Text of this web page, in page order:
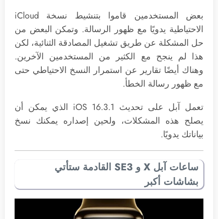
بعض المستخدمين قاموا بتنشيط نسخة iCloud
الاحتياطية يدويًا مع ظهور الرسالة. وتمكن البعض من
حل المشكلة عن طريق تشغيل المصادقة الثنائية، لكن
هذا لم ينجح مع الكثير من المستخدمين الآخرين.
وهناك أيضًا تقارير عن استمرار النسخ الاحتياطي حتى
مع ظهور رسالة الخطأ.
تعمل آبل على تحديث iOS 16.3.1 الذي يمكن أن
يصلح هذه المشكلات، ولحين إصداره يمكنك نسخ
بياناتك يدويًا.
ساعات آبل X و SE3 القادمة ستأتي
بشاشات أكبر